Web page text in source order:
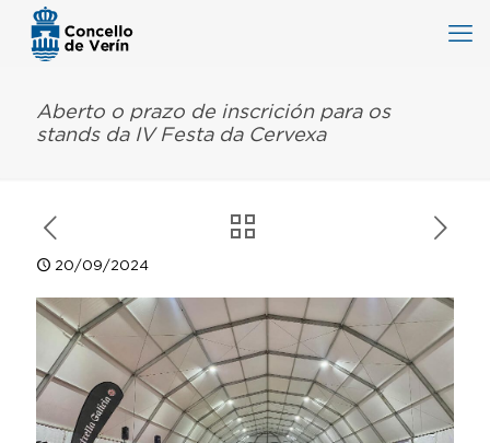
Aberto o prazo de inscrición para os
stands da IV Festa da Cervexa
20/09/2024